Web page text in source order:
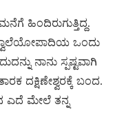
ಹಿಂದಿರುಗುತ್ತಿದ್ದ.
ಒಂದು
ನಾನು ಸ್ಪಷ್ಟವಾಗಿ
ದಕ್ಷಿಣೇಶ್ವರಕ್ಕೆ ಬಂದ.
ಎದೆ ಮೇಲೆ ತನ್ನ